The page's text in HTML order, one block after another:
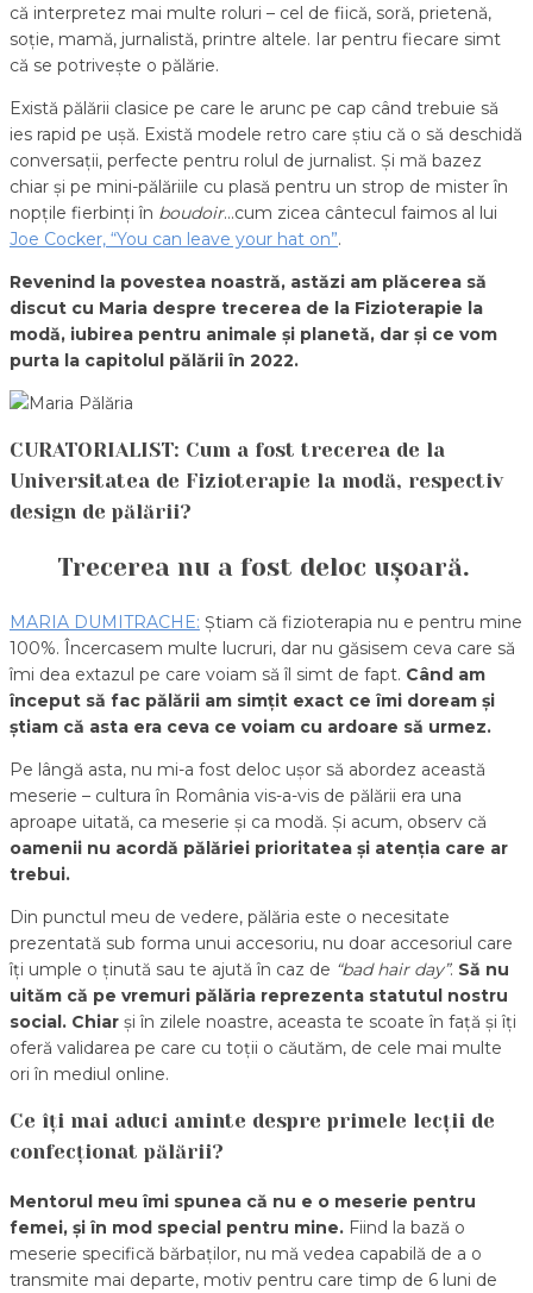
că interpretez mai multe roluri – cel de fiică, soră, prietenă,
soție, mamă, jurnalistă, printre altele. Iar pentru fiecare simt
că se potrivește o pălărie.
Există pălării clasice pe care le arunc pe cap când trebuie să
ies rapid pe ușă. Există modele retro care știu că o să deschidă
conversații, perfecte pentru rolul de jurnalist. Și mă bazez
chiar și pe mini-pălăriile cu plasă pentru un strop de mister în
nopțile fierbinți în boudoir…cum zicea cântecul faimos al lui
Joe Cocker, “You can leave your hat on”.
Revenind la povestea noastră, astăzi am plăcerea să
discut cu Maria despre trecerea de la Fizioterapie la
modă, iubirea pentru animale și planetă, dar și ce vom
purta la capitolul pălării în 2022.
CURATORIALIST: Cum a fost trecerea de la
Universitatea de Fizioterapie la modă, respectiv
design de pălării?
Trecerea nu a fost deloc ușoară.
MARIA DUMITRACHE: Știam că fizioterapia nu e pentru mine
100%. Încercasem multe lucruri, dar nu găsisem ceva care să
îmi dea extazul pe care voiam să îl simt de fapt. Când am
început să fac pălării am simțit exact ce îmi doream și
știam că asta era ceva ce voiam cu ardoare să urmez.
Pe lângă asta, nu mi-a fost deloc ușor să abordez această
meserie – cultura în România vis-a-vis de pălării era una
aproape uitată, ca meserie și ca modă. Și acum, observ că
oamenii nu acordă pălăriei prioritatea și atenția care ar
trebui.
Din punctul meu de vedere, pălăria este o necesitate
prezentată sub forma unui accesoriu, nu doar accesoriul care
îți umple o ținută sau te ajută în caz de “bad hair day”. Să nu
uităm că pe vremuri pălăria reprezenta statutul nostru
social. Chiar și în zilele noastre, aceasta te scoate în față și îți
oferă validarea pe care cu toții o căutăm, de cele mai multe
ori în mediul online.
Ce îți mai aduci aminte despre primele lecții de
confecționat pălării?
Mentorul meu îmi spunea că nu e o meserie pentru
femei, și în mod special pentru mine. Fiind la bază o
meserie specifică bărbaților, nu mă vedea capabilă de a o
transmite mai departe, motiv pentru care timp de 6 luni de